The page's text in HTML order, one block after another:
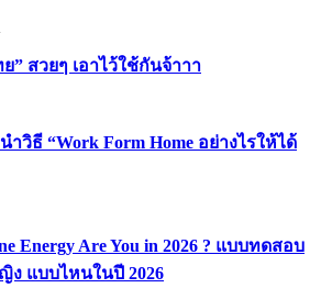
” สวยๆ เอาไว้ใช้กันจ้าาา
ำวิธี “Work Form Home อย่างไรให้ได้
Energy Are You in 2026 ? แบบทดสอบ
แบบไหนในปี 2026